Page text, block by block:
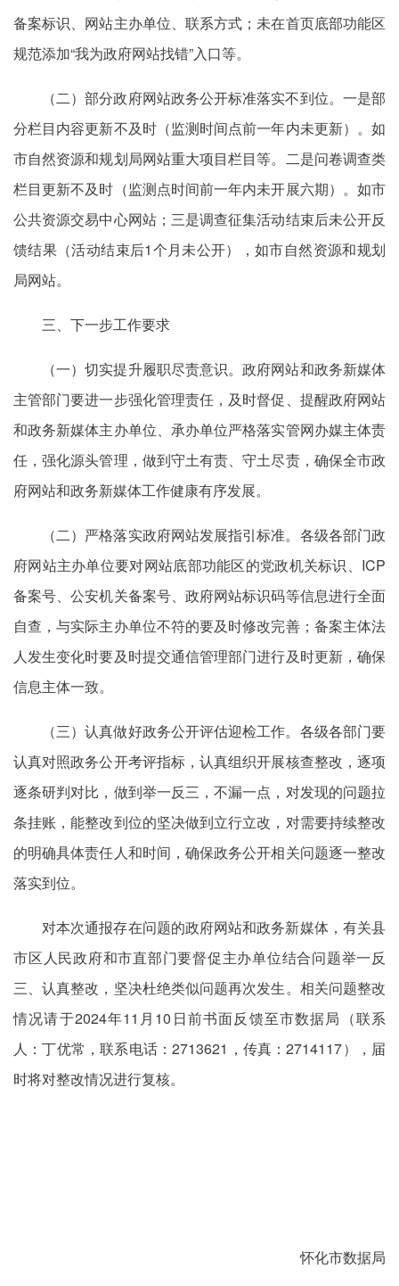
备案标识、网站主办单位、联系方式；未在首页底部功能区
规范添加“我为政府网站找错”入口等。
（二）部分政府网站政务公开标准落实不到位。一是部
分栏目内容更新不及时（监测时间点前一年内未更新）。如
市自然资源和规划局网站重大项目栏目等。二是问卷调查类
栏目更新不及时（监测点时间前一年内未开展六期）。如市
公共资源交易中心网站；三是调查征集活动结束后未公开反
馈结果（活动结束后1个月未公开），如市自然资源和规划
局网站。
三、下一步工作要求
（一）切实提升履职尽责意识。政府网站和政务新媒体
主管部门要进一步强化管理责任，及时督促、提醒政府网站
和政务新媒体主办单位、承办单位严格落实管网办媒主体责
任，强化源头管理，做到守土有责、守土尽责，确保全市政
府网站和政务新媒体工作健康有序发展。
（二）严格落实政府网站发展指引标准。各级各部门政
府网站主办单位要对网站底部功能区的党政机关标识、ICP
备案号、公安机关备案号、政府网站标识码等信息进行全面
自查，与实际主办单位不符的要及时修改完善；备案主体法
人发生变化时要及时提交通信管理部门进行及时更新，确保
信息主体一致。
（三）认真做好政务公开评估迎检工作。各级各部门要
认真对照政务公开考评指标，认真组织开展核查整改，逐项
逐条研判对比，做到举一反三，不漏一点，对发现的问题拉
条挂账，能整改到位的坚决做到立行立改，对需要持续整改
的明确具体责任人和时间，确保政务公开相关问题逐一整改
落实到位。
对本次通报存在问题的政府网站和政务新媒体，有关县
市区人民政府和市直部门要督促主办单位结合问题举一反
三、认真整改，坚决杜绝类似问题再次发生。相关问题整改
情况请于2024年11月10日前书面反馈至市数据局（联系
人：丁优常，联系电话：2713621，传真：2714117），届
时将对整改情况进行复核。
怀化市数据局